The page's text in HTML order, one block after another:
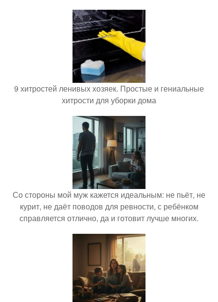
9 хитростей ленивых хозяек. Простые и гениальные
хитрости для уборки дома
Со стороны мой муж кажется идеальным: не пьёт, не
курит, не даёт поводов для ревности, с ребёнком
справляется отлично, да и готовит лучше многих.